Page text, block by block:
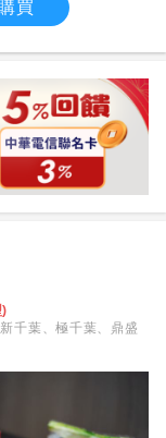
買
千葉、極千葉、鼎盛